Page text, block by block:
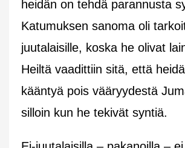
heidän on tehdä parannusta
Katumuksen sanoma oli
juutalaisille, koska he olivat
Heiltä vaadittiin sitä, että
kääntyä pois vääryydestä
silloin kun he tekivät syntiä.